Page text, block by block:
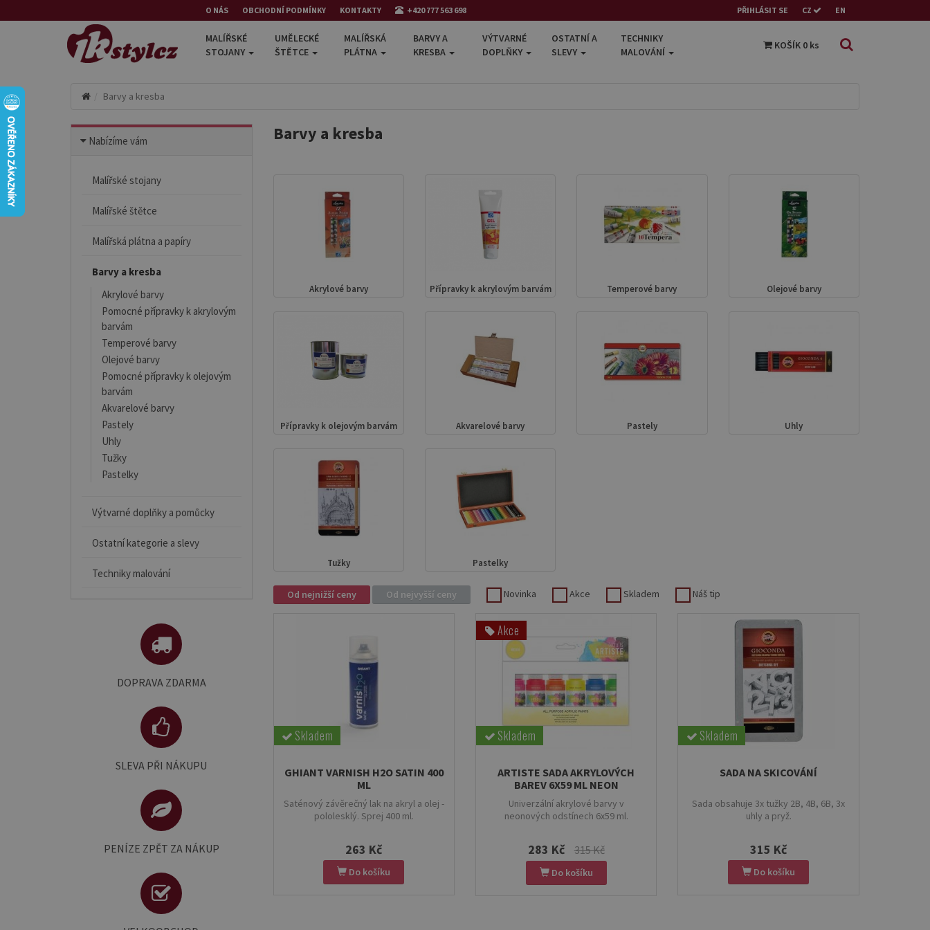
O NÁS OBCHODNÍ PODMÍNKY KONTAKTY +420 777 563 698 PŘIHLÁSIT SE CZ EN
MALÍŘSKÉ
STOJANY
UMĚLECKÉ
ŠTĚTCE
MALÍŘSKÁ
PLÁTNA
BARVY A
KRESBA
VÝTVARNÉ
DOPLŇKY
OSTATNÍ A
SLEVY
TECHNIKY
MALOVÁNÍ
KOŠÍK 0 ks
Barvy a kresba
Nabízíme vám
Malířské stojany
Malířské štětce
Malířská plátna a papíry
Barvy a kresba
Akrylové barvy
Pomocné přípravky k akrylovým
barvám
Temperové barvy
Olejové barvy
Pomocné přípravky k olejovým
barvám
Akvarelové barvy
Pastely
Uhly
Tužky
Pastelky
Výtvarné doplňky a pomůcky
Ostatní kategorie a slevy
Techniky malování
DOPRAVA ZDARMA
nad 3 500 Kč
dopravíme zdarma!
Více informací
SLEVA PŘI NÁKUPU
Při nákupu nad
5 000 Kč sleva 2%
10 000 Kč sleva 5%.
Více informací
PENÍZE ZPĚT ZA NÁKUP
se Vám načtou
zpět za nákup.
Více informací
výhodné podmínky a ceny
pro velkoodběratele.
Více informací
Barvy a kresba
Akrylové barvy Přípravky k akrylovým barvám Temperové barvy Olejové barvy
Přípravky k olejovým barvám Akvarelové barvy Pastely Uhly
Tužky Pastelky
Od nejnižší ceny Od nejvyšší ceny Novinka Akce Skladem Náš tip
Skladem
GHIANT VARNISH H2O SATIN 400
ML
Saténový závěrečný lak na akryl a olej -
pololesklý. Sprej 400 ml.
263 Kč
Do košíku
Skladem
Akce
ARTISTE SADA AKRYLOVÝCH
BAREV 6X59 ML NEON
Univerzální akrylové barvy v
neonových odstínech 6x59 ml.
283 Kč 315 Kč
Do košíku
Skladem
SADA NA SKICOVÁNÍ
Sada obsahuje 3x tužky 2B, 4B, 6B, 3x
uhly a pryž.
315 Kč
Do košíku